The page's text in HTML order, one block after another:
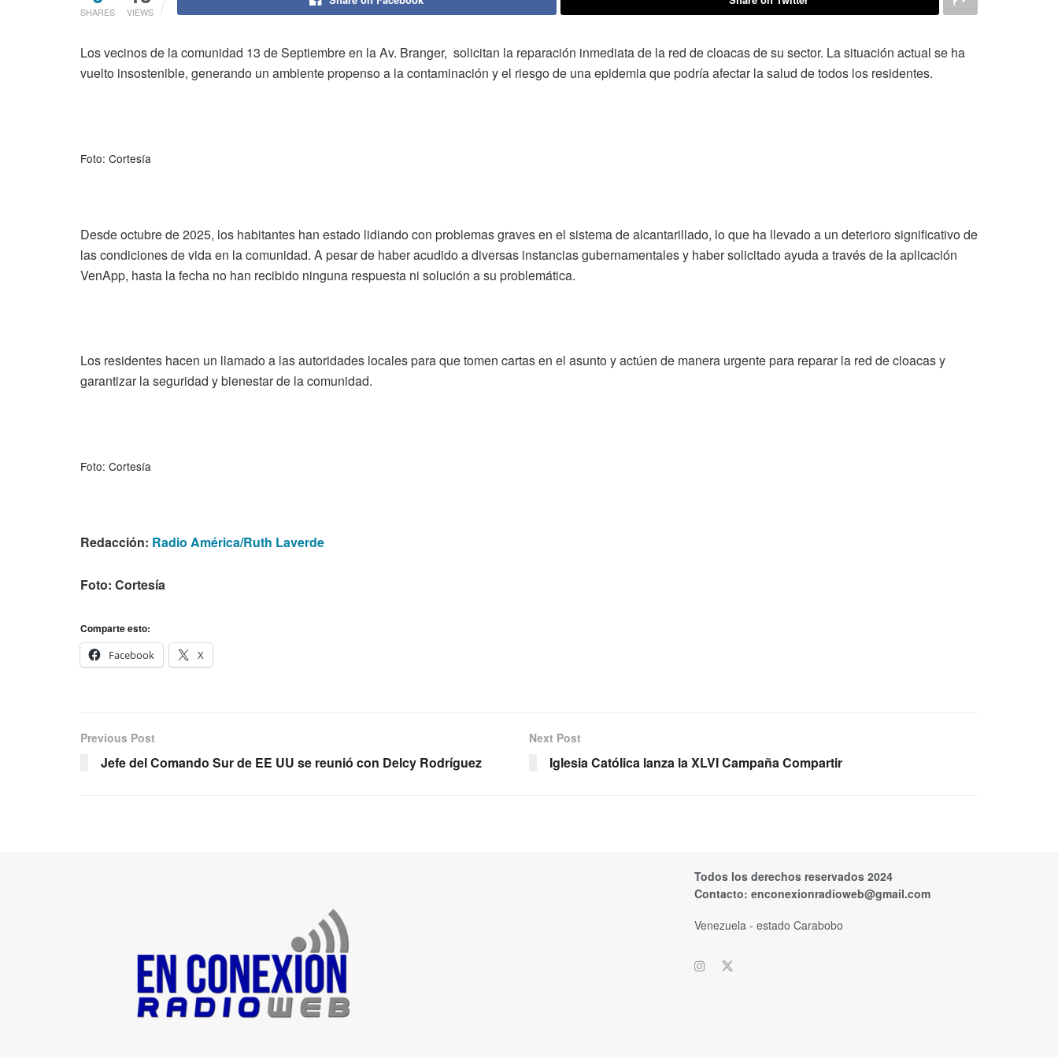
SHARES VIEWS
Los vecinos de la comunidad 13 de Septiembre en la Av. Branger, solicitan la reparación inmediata de la red de cloacas de su sector. La situación actual se ha
vuelto insostenible, generando un ambiente propenso a la contaminación y el riesgo de una epidemia que podría afectar la salud de todos los residentes.
Foto: Cortesía
Desde octubre de 2025, los habitantes han estado lidiando con problemas graves en el sistema de alcantarillado, lo que ha llevado a un deterioro significativo de
las condiciones de vida en la comunidad. A pesar de haber acudido a diversas instancias gubernamentales y haber solicitado ayuda a través de la aplicación
VenApp, hasta la fecha no han recibido ninguna respuesta ni solución a su problemática.
Los residentes hacen un llamado a las autoridades locales para que tomen cartas en el asunto y actúen de manera urgente para reparar la red de cloacas y
garantizar la seguridad y bienestar de la comunidad.
Foto: Cortesía
Redacción: Radio América/Ruth Laverde
Foto: Cortesía
Comparte esto:
Facebook
X
Previous Post
Jefe del Comando Sur de EE UU se reunió con Delcy Rodríguez
Next Post
Iglesia Católica lanza la XLVI Campaña Compartir
Todos los derechos reservados 2024
Contacto: enconexionradioweb@gmail.com
Venezuela - estado Carabobo